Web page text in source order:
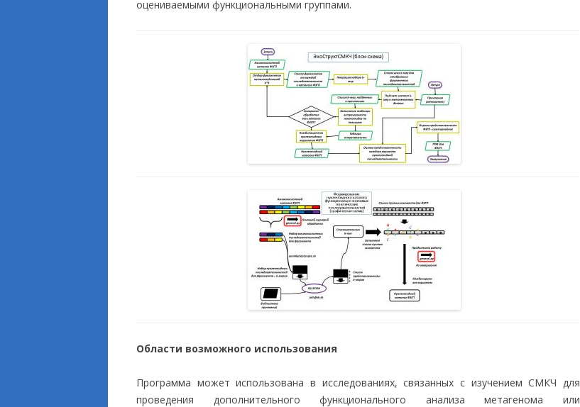
оцениваемыми функциональными группами.
Области возможного использования
Программа может использована в исследованиях, связанных с изучением СМКЧ для
проведения дополнительного функционального анализа метагенома или